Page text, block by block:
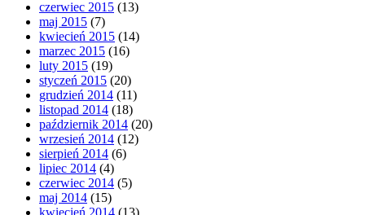
czerwiec 2015 (13)
maj 2015 (7)
kwiecień 2015 (14)
marzec 2015 (16)
luty 2015 (19)
styczeń 2015 (20)
grudzień 2014 (11)
listopad 2014 (18)
październik 2014 (20)
wrzesień 2014 (12)
sierpień 2014 (6)
lipiec 2014 (4)
czerwiec 2014 (5)
maj 2014 (15)
kwiecień 2014 (13)